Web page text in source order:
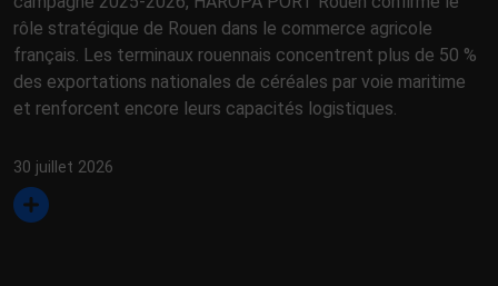
rôle stratégique de Rouen dans le commerce agricole
français. Les terminaux rouennais concentrent plus de 50 %
des exportations nationales de céréales par voie maritime
et renforcent encore leurs capacités logistiques.
30 juillet 2026